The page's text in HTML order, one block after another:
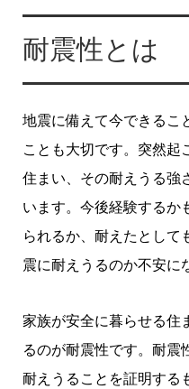
耐震性とは
地震に備えて今できるこ
ことも大切です。突然起
住まい、その耐えうる強
います。今後経験するか
られるか、耐えたとして
震に耐えうるのか不安に
家族が安全に暮らせる住
るのが耐震性です。耐震
耐えうることを証明する